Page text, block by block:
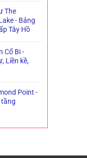
The
- Bảng
Tây Hồ
Cổ Bi -
Liền kề,
Point -
tầng